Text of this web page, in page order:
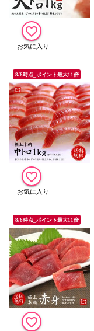
8/6時点_ポイント最大11倍
8/6時点_ポイント最大11倍